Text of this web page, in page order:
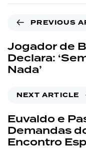
PREVIOUS
Jogador de
Declara:
Nada’
NEXT ARTICLE
Euvaldo e
Demandas
Encontro